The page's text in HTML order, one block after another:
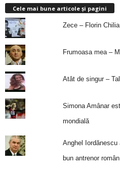
Cele mai bune articole și pagini
Zece – Florin
Frumoasa mea –
Atât de singur –
Simona Amânar
mondială
Anghel
bun antrenor